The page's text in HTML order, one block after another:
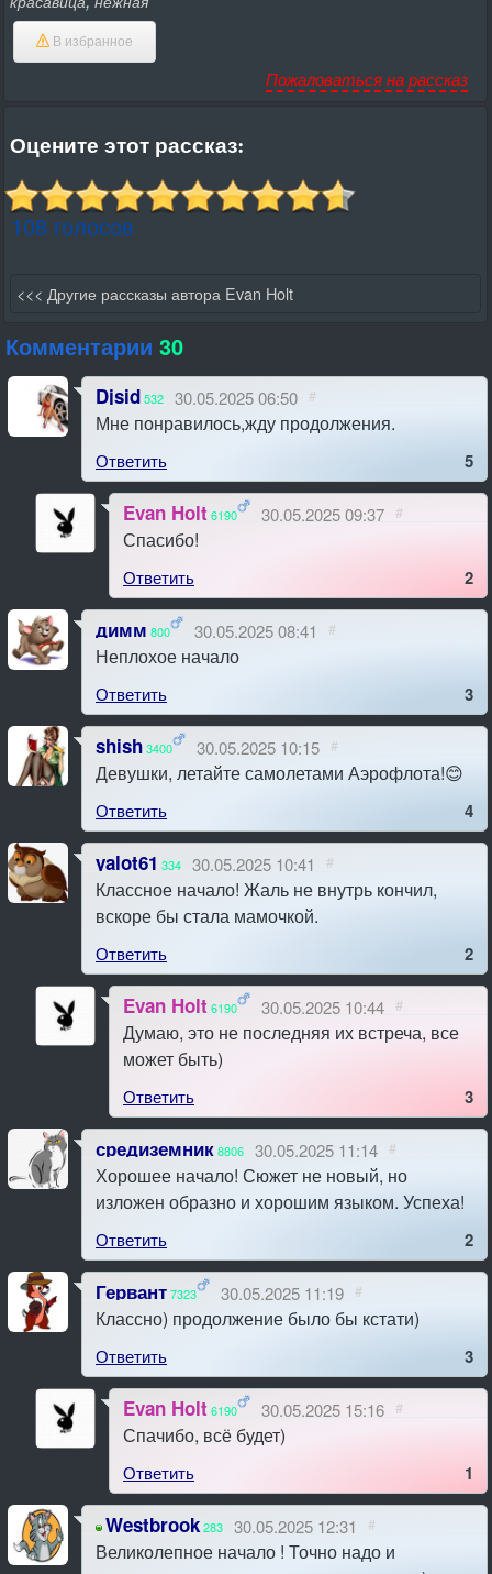
В избранное
Пожаловаться на рассказ
Оцените этот рассказ:
108 голосов
<<< Другие рассказы автора Evan Holt
Комментарии 30
Djsid532 30.05.2025 06:50 #
Мне понравилось,жду продолжения.
Ответить 5
Evan Holt 6190 30.05.2025 09:37 #
Спасибо!
Ответить 2
димм 800 30.05.2025 08:41 #
Неплохое начало
Ответить 3
shish3400 30.05.2025 10:15 #
Девушки, летайте самолетами Аэрофлота!😊
Ответить 4
yalot61 334 30.05.2025 10:41 #
Классное начало! Жаль не внутрь кончил,
вскоре бы стала мамочкой.
Ответить 2
Evan Holt 6190 30.05.2025 10:44 #
Думаю, это не последняя их встреча, все
может быть)
Ответить 3
средиземник8806 30.05.2025 11:14 #
Хорошее начало! Сюжет не новый, но
изложен образно и хорошим языком. Успеха!
Ответить 2
Гервант7323 30.05.2025 11:19 #
Классно) продолжение было бы кстати)
Ответить 3
Evan Holt 6190 30.05.2025 15:16 #
Спачибо, всё будет)
Ответить 1
Westbrook283 30.05.2025 12:31 #
Великолепное начало ! Точно надо и